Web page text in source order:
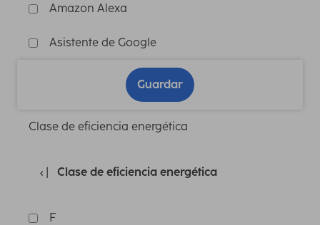
Amazon Alexa
Asistente de Google
Guardar
Clase de eficiencia energética
Clase de eficiencia energética
F